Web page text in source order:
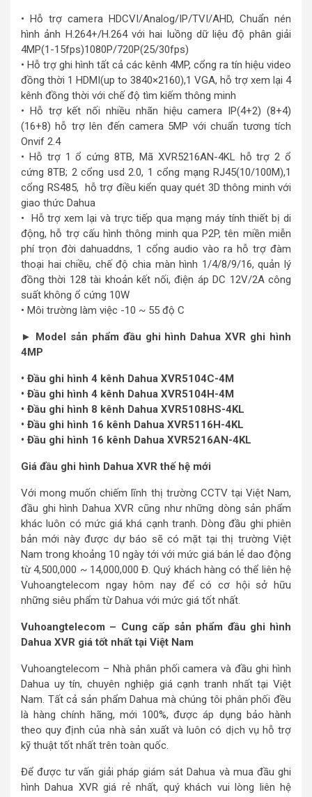
• Hỗ trợ camera HDCVI/Analog/IP/TVI/AHD, Chuẩn nén
hình ảnh H.264+/H.264 với hai luồng dữ liệu độ phân giải
4MP(1-15fps)1080P/720P(25/30fps)
• Hỗ trợ ghi hình tất cả các kênh 4MP, cổng ra tín hiệu video
đồng thời 1 HDMI(up to 3840×2160),1 VGA, hỗ trợ xem lại 4
kênh đồng thời với chế độ tìm kiếm thông minh
• Hỗ trợ kết nối nhiều nhãn hiệu camera IP(4+2) (8+4)
(16+8) hỗ trợ lên đến camera 5MP với chuẩn tương tích
Onvif 2.4
• Hỗ trợ 1 ổ cứng 8TB, Mã XVR5216AN-4KL hỗ trợ 2 ổ
cứng 8TB; 2 cổng usd 2.0, 1 cổng mạng RJ45(10/100M),1
cổng RS485, hỗ trợ điều kiển quay quét 3D thông minh với
giao thức Dahua
• Hỗ trợ xem lại và trực tiếp qua mạng máy tính thiết bị di
động, hỗ trợ cấu hình thông minh qua P2P, tên miền miễn
phí trọn đời dahuaddns, 1 cổng audio vào ra hỗ trợ đàm
thoại hai chiều, chế độ chia màn hình 1/4/8/9/16, quản lý
đồng thời 128 tài khoản kết nối, điện áp DC 12V/2A công
suất không ổ cứng 10W
• Môi trường làm việc -10 ~ 55 độ C
► Model sản phẩm đầu ghi hình Dahua XVR ghi hình
4MP
• Đầu ghi hình 4 kênh Dahua XVR5104C-4M
• Đầu ghi hình 4 kênh Dahua XVR5104H-4M
• Đầu ghi hình 8 kênh Dahua XVR5108HS-4KL
• Đầu ghi hình 16 kênh Dahua XVR5116H-4KL
• Đầu ghi hình 16 kênh Dahua XVR5216AN-4KL
Giá đầu ghi hình Dahua XVR thế hệ mới
Với mong muốn chiếm lĩnh thị trường CCTV tại Việt Nam,
đầu ghi hình Dahua XVR cũng như những dòng sản phẩm
khác luôn có mức giá khá cạnh tranh. Dòng đầu ghi phiên
bản mới này được dự báo sẽ có mặt tại thị trường Việt
Nam trong khoảng 10 ngày tới với mức giá bán lẻ dao động
từ 4,500,000 ~ 14,000,000 Đ. Quý khách hàng có thể liên hệ
Vuhoangtelecom ngay hôm nay để có cơ hội sở hữu
những siêu phẩm từ Dahua với mức giá tốt nhất.
Vuhoangtelecom – Cung cấp sản phẩm đầu ghi hình
Dahua XVR giá tốt nhất tại Việt Nam
Vuhoangtelecom – Nhà phân phối camera và đầu ghi hình
Dahua uy tín, chuyên nghiệp giá cạnh tranh nhất tại Việt
Nam. Tất cả sản phẩm Dahua mà chúng tôi phân phối đều
là hàng chính hãng, mới 100%, được áp dụng bảo hành
theo quy định của nhà sản xuất và luôn có dịch vụ hỗ trợ
kỹ thuật tốt nhất trên toàn quốc.
Để được tư vấn giải pháp giám sát Dahua và mua đầu ghi
hình Dahua XVR giá rẻ nhất, quý khách vui lòng liên hệ